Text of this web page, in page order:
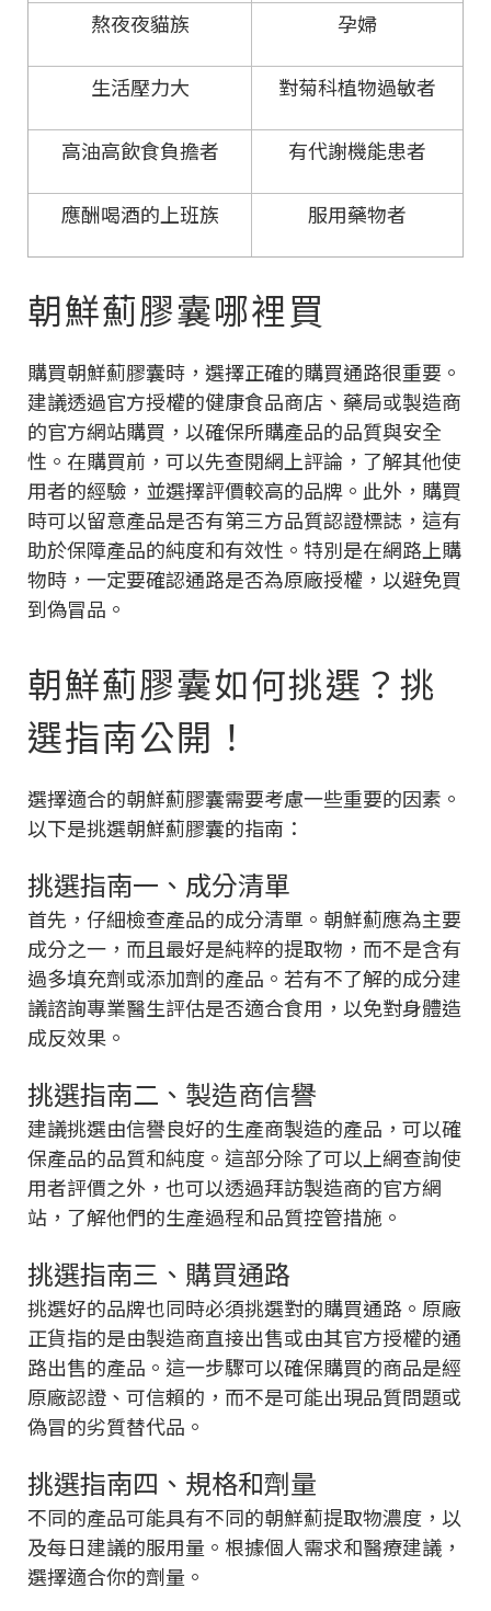
熬夜夜貓族 孕婦
生活壓力大 對菊科植物過敏者
高油高飲食負擔者 有代謝機能患者
應酬喝酒的上班族 服用藥物者
朝鮮薊膠囊哪裡買
購買朝鮮薊膠囊時，選擇正確的購買通路很重要。
建議透過官方授權的健康食品商店、藥局或製造商
的官方網站購買，以確保所購產品的品質與安全
性。在購買前，可以先查閱網上評論，了解其他使
用者的經驗，並選擇評價較高的品牌。此外，購買
時可以留意產品是否有第三方品質認證標誌，這有
助於保障產品的純度和有效性。特別是在網路上購
物時，一定要確認通路是否為原廠授權，以避免買
到偽冒品。
朝鮮薊膠囊如何挑選？挑
選指南公開！
選擇適合的朝鮮薊膠囊需要考慮一些重要的因素。
以下是挑選朝鮮薊膠囊的指南：
挑選指南一、成分清單
首先，仔細檢查產品的成分清單。朝鮮薊應為主要
成分之一，而且最好是純粹的提取物，而不是含有
過多填充劑或添加劑的產品。若有不了解的成分建
議諮詢專業醫生評估是否適合食用，以免對身體造
成反效果。
挑選指南二、製造商信譽
建議挑選由信譽良好的生產商製造的產品，可以確
保產品的品質和純度。這部分除了可以上網查詢使
用者評價之外，也可以透過拜訪製造商的官方網
站，了解他們的生產過程和品質控管措施。
挑選指南三、購買通路
挑選好的品牌也同時必須挑選對的購買通路。原廠
正貨指的是由製造商直接出售或由其官方授權的通
路出售的產品。這一步驟可以確保購買的商品是經
原廠認證、可信賴的，而不是可能出現品質問題或
偽冒的劣質替代品。
挑選指南四、規格和劑量
不同的產品可能具有不同的朝鮮薊提取物濃度，以
及每日建議的服用量。根據個人需求和醫療建議，
選擇適合你的劑量。